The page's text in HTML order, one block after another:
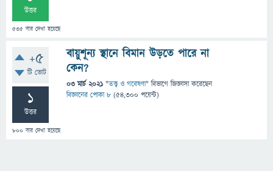
উত্তর
535 বার দেখা হয়েছে
+5
টি ভোট
1
উত্তর
800 বার দেখা হয়েছে
বায়ুশূন্য স্থানে বিমান উড়তে পারে না
কেন?
03 মার্চ 2021 "তত্ত্ব ও গবেষণা" বিভাগে জিজ্ঞাসাকরেছেন
বিজ্ঞানের পোকা ৮ (54,300 পয়েন্ট)